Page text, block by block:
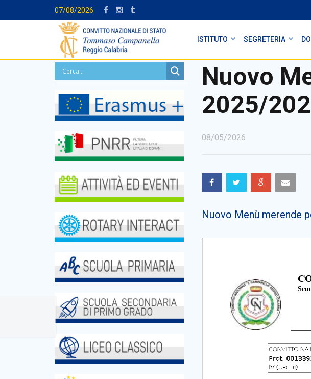
07/08/2026
ISTITUTO SEGRETERIA
Nuovo
2025/
08/05/2026
Nuovo Menù merende